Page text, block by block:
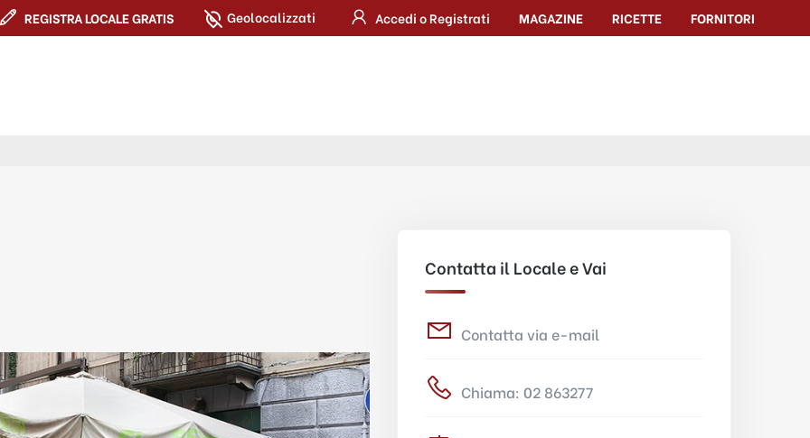
REGISTRA LOCALE GRATIS Geolocalizzati Accedi o Registrati MAGAZINE RICETTE FORNITORI
Contatta il Locale e Vai
Contatta via e-mail
Chiama: 02 863277